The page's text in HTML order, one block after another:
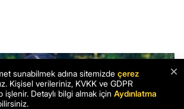
×
sunabilmek adına sitemizde çerez
Kişisel verileriniz, KVKK ve GDPR
işlenir. Detaylı bilgi almak için Aydınlatma